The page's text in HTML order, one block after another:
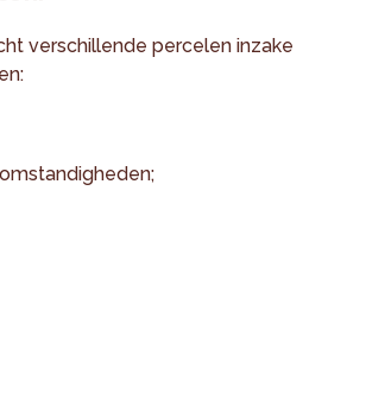
verschillende percelen inzake